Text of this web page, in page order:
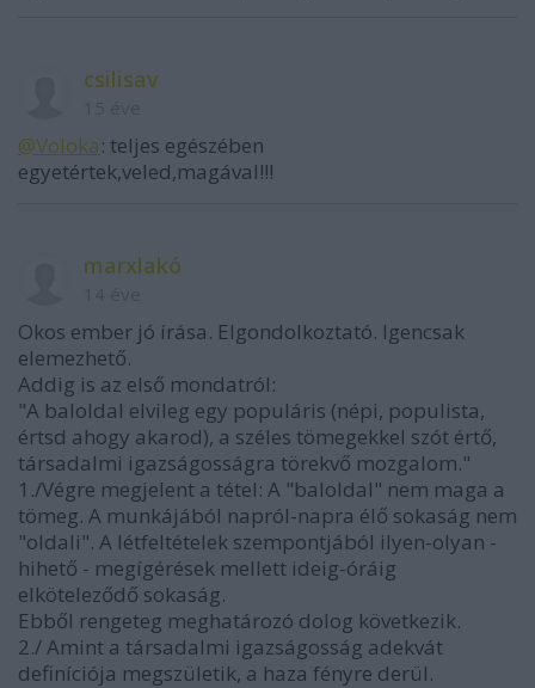
csilisav
@Voloka: teljes egészében
egyetértek,veled,magával!!!
marxlakó
Okos ember jó írása. Elgondolkoztató. Igencsak
elemezhető.
Addig is az első mondatról:
"A baloldal elvileg egy populáris (népi, populista,
értsd ahogy akarod), a széles tömegekkel szót értő,
társadalmi igazságosságra törekvő mozgalom."
1./Végre megjelent a tétel: A "baloldal" nem maga a
tömeg. A munkájából napról-napra élő sokaság nem
"oldali". A létfeltételek szempontjából ilyen-olyan -
hihető - megígérések mellett ideig-óráig
elköteleződő sokaság.
Ebből rengeteg meghatározó dolog következik.
2./ Amint a társadalmi igazságosság adekvát
definíciója megszületik, a haza fényre derül.